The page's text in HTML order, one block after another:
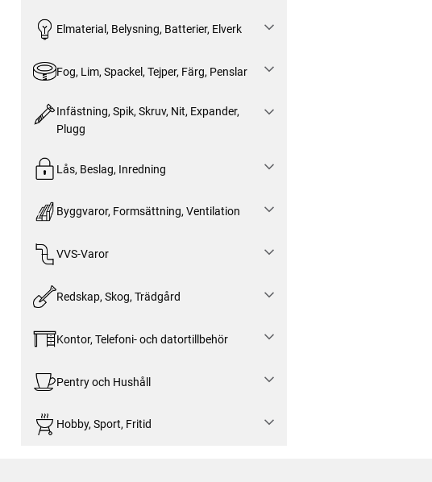
Elmaterial, Belysning, Batterier, Elverk
Fog, Lim, Spackel, Tejper, Färg, Penslar
Infästning, Spik, Skruv, Nit, Expander,
Plugg
Lås, Beslag, Inredning
Byggvaror, Formsättning, Ventilation
VVS-Varor
Redskap, Skog, Trädgård
Kontor, Telefoni- och datortillbehör
Pentry och Hushåll
Hobby, Sport, Fritid